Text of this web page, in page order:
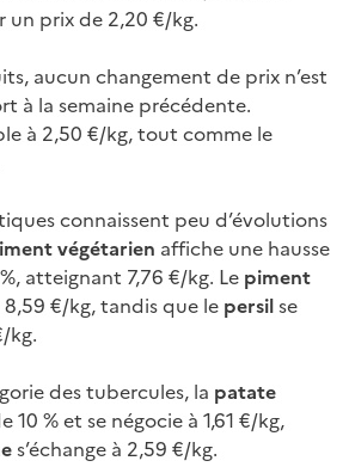
un prix de 2,20 €/kg.
aucun changement de prix n’est
à la semaine précédente.
à 2,50 €/kg, tout comme le
connaissent peu d’évolutions
végétarien affiche une hausse
atteignant 7,76 €/kg. Le piment
€/kg, tandis que le persilse
kg.
des tubercules, la patate
10 % et se négocie à 1,61 €/kg,
s’échange à 2,59 €/kg.